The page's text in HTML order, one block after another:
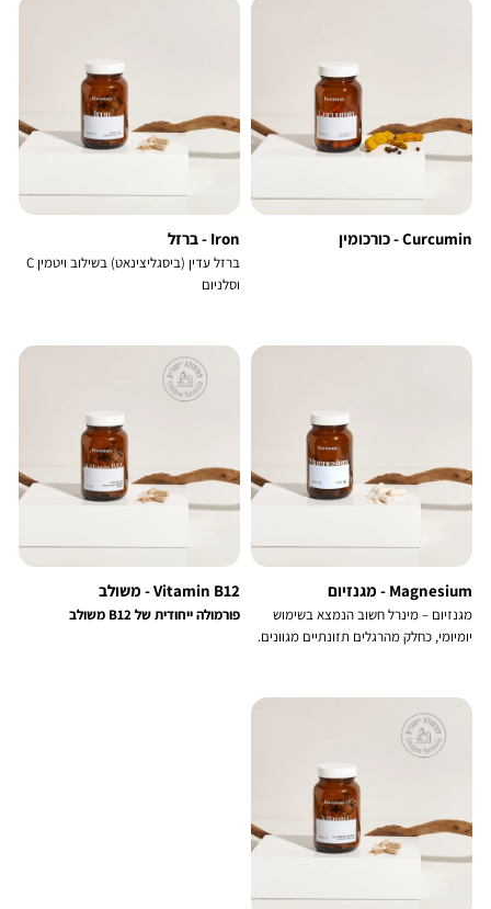
Curcumin - כורכומין Iron - ברזל
ברזל עדין (ביסגליצינאט) בשילוב ויטמין C
וסלניום
Magnesium - מגנזיום
מגנזיום – מינרל חשוב הנמצא בשימוש
יומיומי, כחלק מהרגלים תזונתיים מגוונים.
Vitamin B12 - משולב
פורמולה ייחודית של B12 משולב